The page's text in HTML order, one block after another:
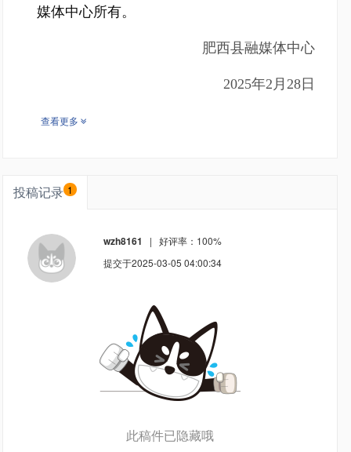
媒体中心所有。
肥西县融媒体中心
2025年2月28日
查看更多
投稿记录 1
wzh8161 | 好评率： 100%
提交于2025-03-05 04:00:34
此稿件已隐藏哦